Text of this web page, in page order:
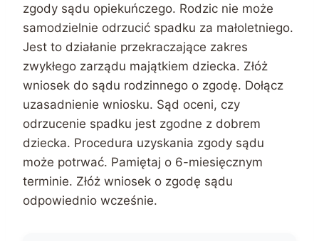
zgody sądu opiekuńczego. Rodzic nie może
samodzielnie odrzucić spadku za małoletniego.
Jest to działanie przekraczające zakres
zwykłego zarządu majątkiem dziecka. Złóż
wniosek do sądu rodzinnego o zgodę. Dołącz
uzasadnienie wniosku. Sąd oceni, czy
odrzucenie spadku jest zgodne z dobrem
dziecka. Procedura uzyskania zgody sądu
może potrwać. Pamiętaj o 6-miesięcznym
terminie. Złóż wniosek o zgodę sądu
odpowiednio wcześnie.